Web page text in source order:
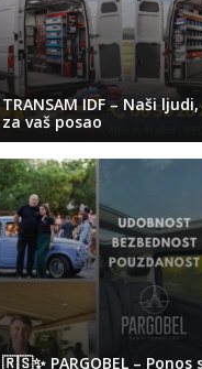
TRANSAM IDF – Naši
za vaš posao
🇷🇸✨ PARGOBEL –